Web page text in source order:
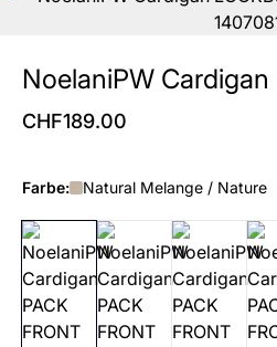
NoelaniPW Cardigan
CHF189.00
Farbe: Natural Melange / Nature